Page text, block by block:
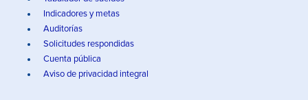
Indicadores y metas
Auditorías
Solicitudes respondidas
Cuenta pública
Aviso de privacidad integral